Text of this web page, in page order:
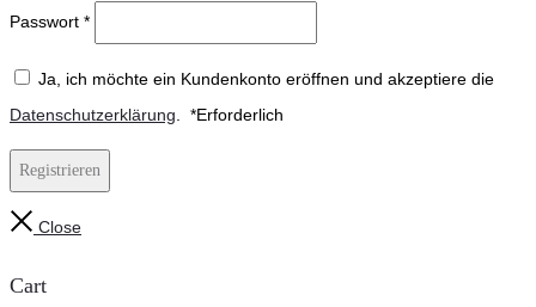
Passwort *
Ja, ich möchte ein Kundenkonto eröffnen und akzeptiere die
Datenschutzerklärung
*Erforderlich
Registrieren
Close
Cart